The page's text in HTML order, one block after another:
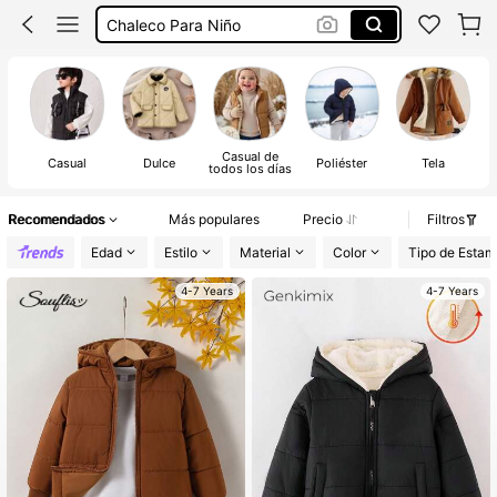
Chamarras Para El Frio
Chamarras Para Niño
Casual Dulce Casual de
todos los días Poliéster Tela
Recomendados Más populares Precio
Filtros
Edad
Estilo Material Color Tipo de
4-7 Years 4-7 Years